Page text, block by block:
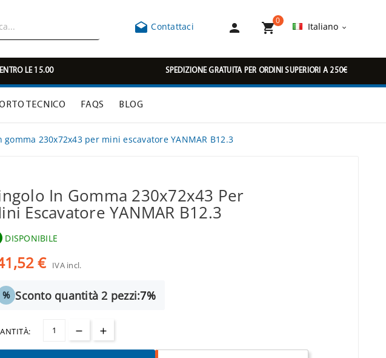
 Contattaci  
0
Italiano 
LE 15.00 SPEDIZIONE GRATUITA PER ORDINI SUPERIORI A 250€
TECNICO FAQS BLOG
gomma 230x72x43 per mini escavatore YANMAR B12.3
In Gomma 230x72x43 Per
Escavatore YANMAR B12.3
DISPONIBILE
€ IVA incl.
% Sconto quantità 2 pezzi:7%